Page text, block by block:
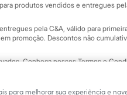
produtos vendidos e entregues
pela C&A, válido para
promoção. Descontos não
Conheça nossos Termos e
para melhorar sua experiência e